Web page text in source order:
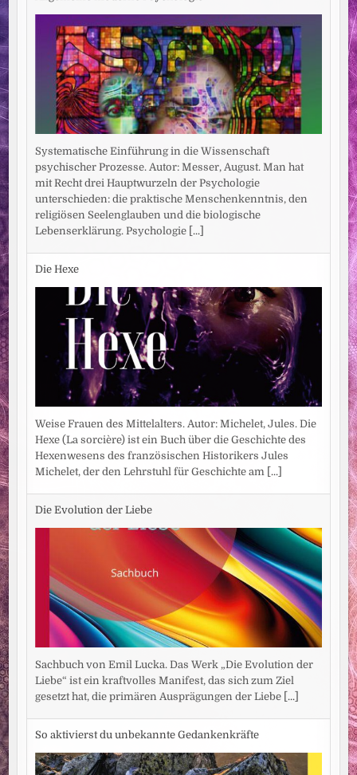
Systematische Einführung in die Wissenschaft
psychischer Prozesse. Autor: Messer, August. Man hat
mit Recht drei Hauptwurzeln der Psychologie
unterschieden: die praktische Menschenkenntnis, den
religiösen Seelenglauben und die biologische
Lebenserklärung. Psychologie [...]
Die Hexe
Weise Frauen des Mittelalters. Autor: Michelet, Jules. Die
Hexe (La sorcière) ist ein Buch über die Geschichte des
Hexenwesens des französischen Historikers Jules
Michelet, der den Lehrstuhl für Geschichte am [...]
Die Evolution der Liebe
Sachbuch von Emil Lucka. Das Werk „Die Evolution der
Liebe“ ist ein kraftvolles Manifest, das sich zum Ziel
gesetzt hat, die primären Ausprägungen der Liebe [...]
So aktivierst du unbekannte Gedankenkräfte